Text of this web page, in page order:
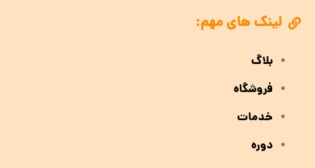
لینک های مهم:
بلاگ
فروشگاه
خدمات
دوره